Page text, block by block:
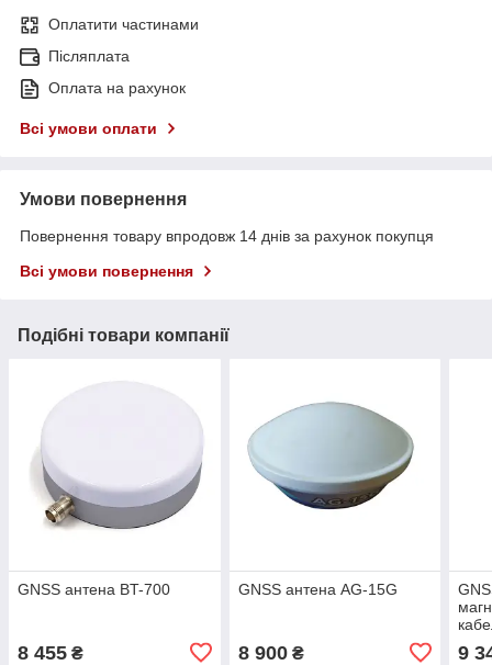
Оплатити частинами
Післяплата
Оплата на рахунок
Всі умови оплати
Умови повернення
Повернення товару впродовж 14 днів за рахунок покупця
Всі умови повернення
Подібні товари компанії
GNSS антена BT-700
8 455 ₴
GNSS антена AG-15G
8 900₴ 9